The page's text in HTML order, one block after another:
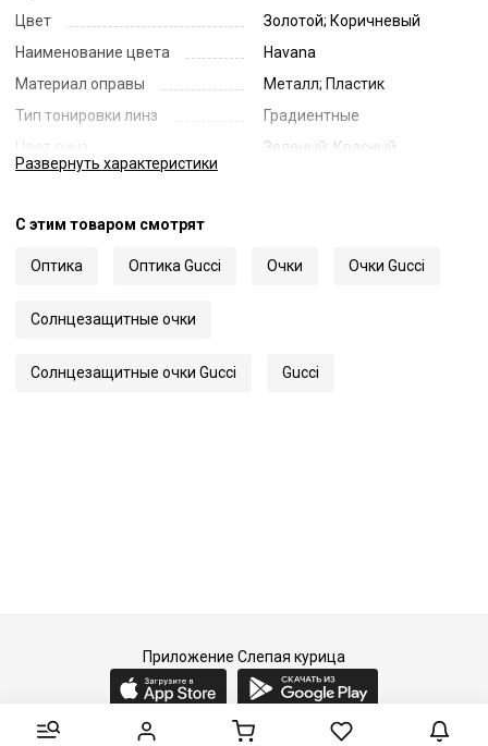
Цвет
Золотой; Коричневый
Наименование цвета
Havana
Материал оправы
Металл; Пластик
Тип тонировки линз
Градиентные
Цвет линз
Зеленый; Красный
Длина заушника
135
Развернуть характеристики
С этим товаром смотрят
Оптика Оптика Gucci Очки Очки Gucci
Солнцезащитные очки
Солнцезащитные очки Gucci Gucci
Приложение Слепая курица
2015-2026 © Слепая курица - fashion concept store.